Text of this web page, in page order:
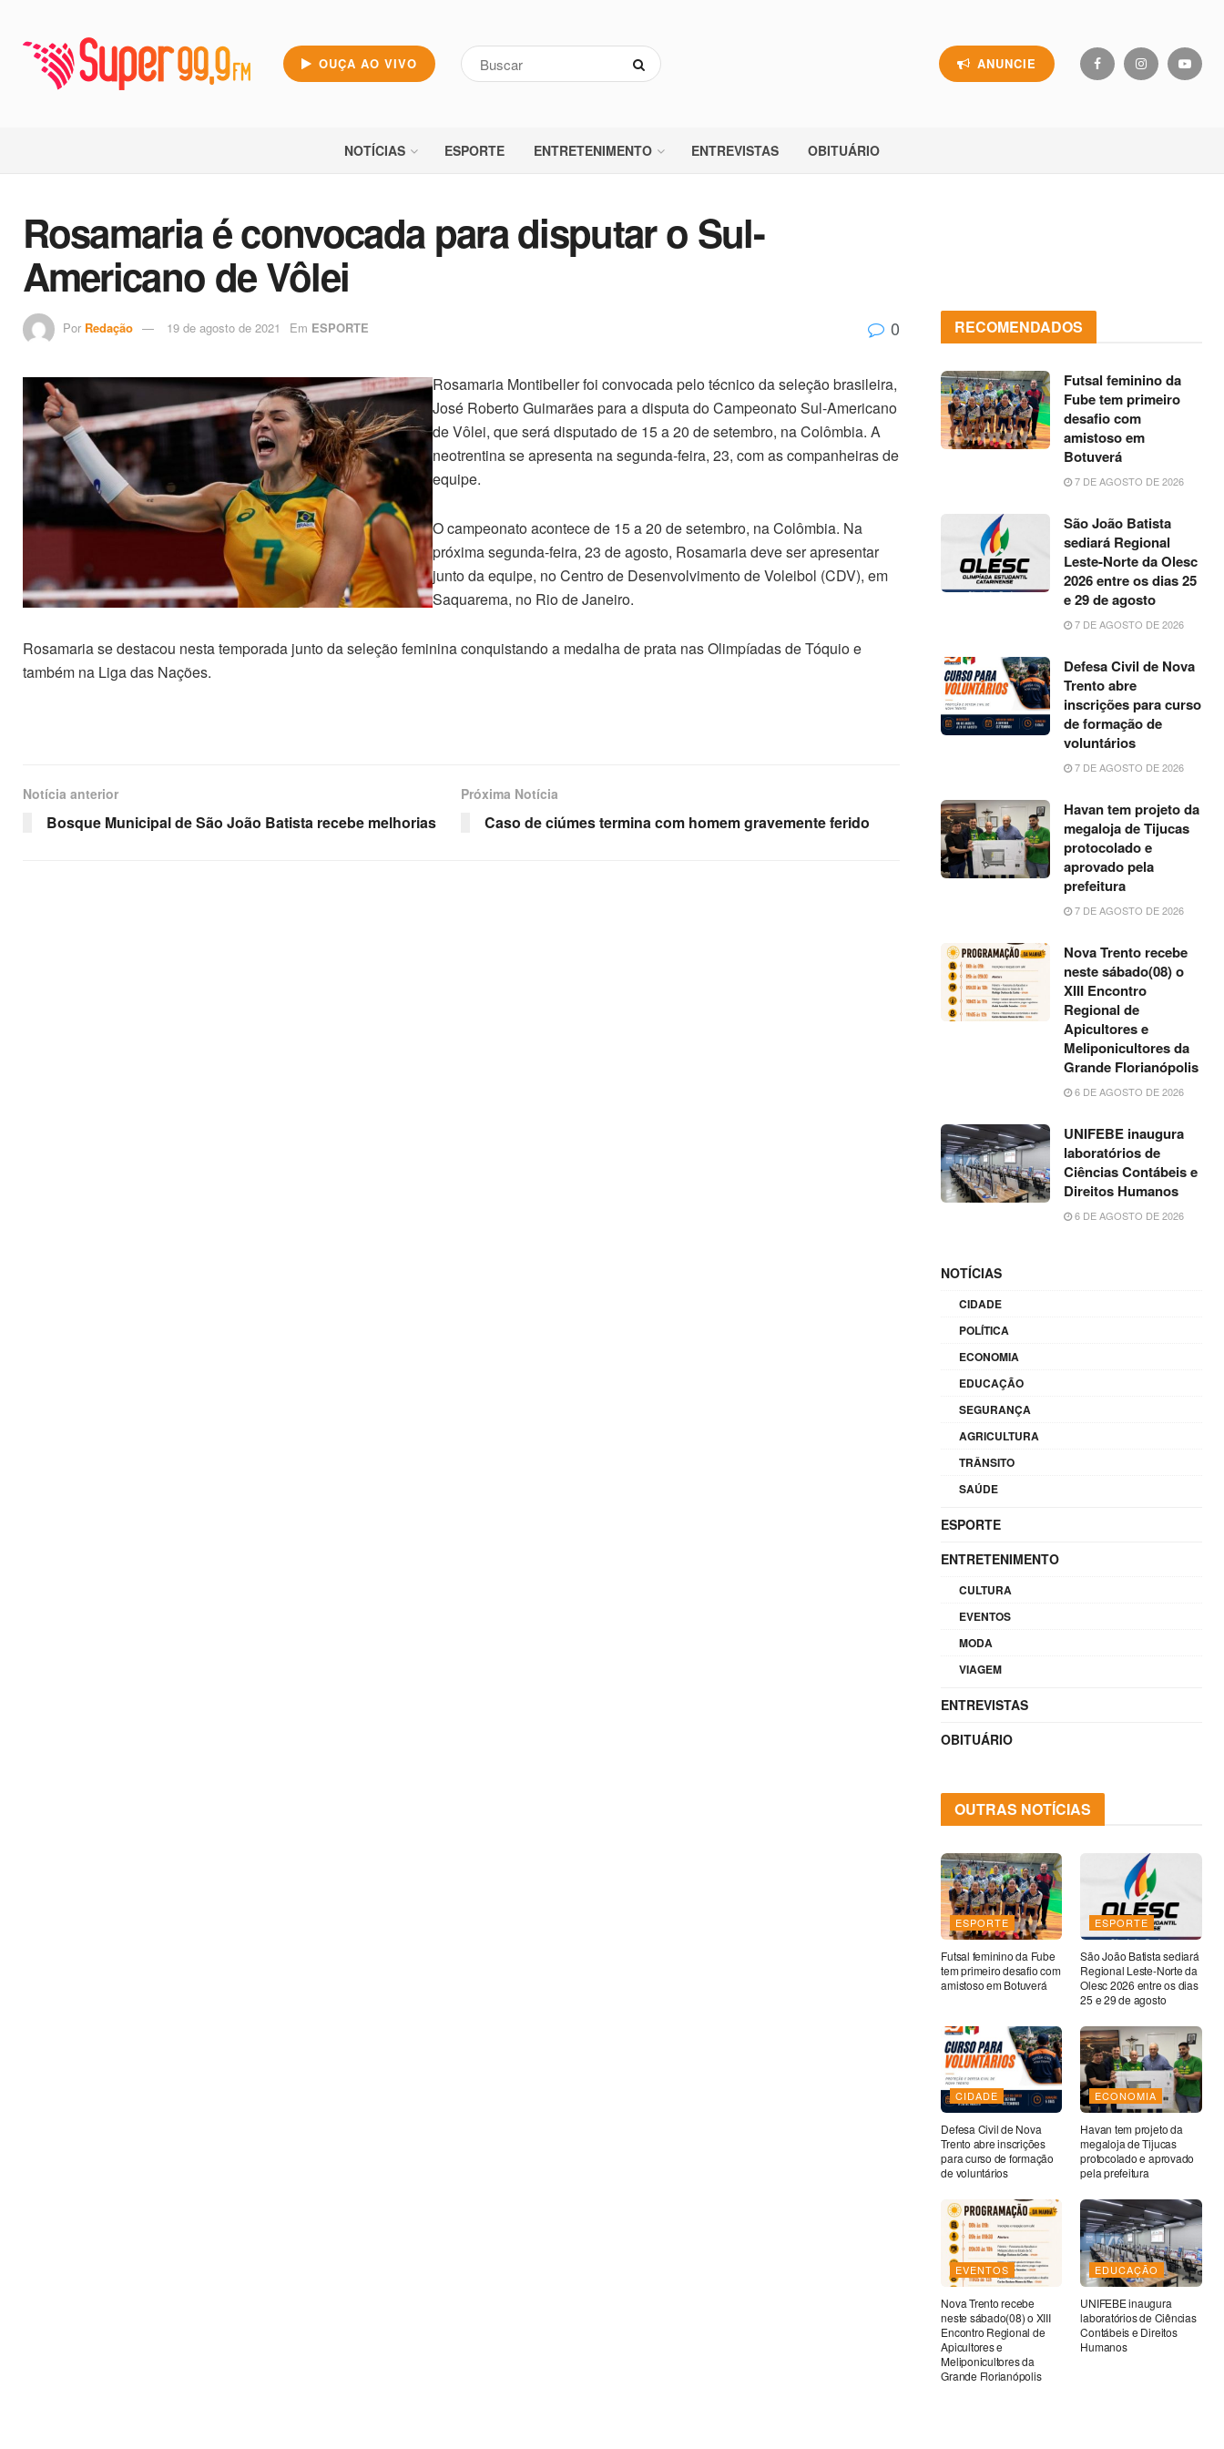
OUÇA AO VIVO ANUNCIE
NOTÍCIAS ESPORTE ENTRETENIMENTO ENTREVISTAS OBITUÁRIO
Rosamaria é convocada para disputar o Sul-
Americano de Vôlei
Por Redação 19 de agosto de 2021 Em ESPORTE 0
Rosamaria Montibeller foi convocada pelo técnico da seleção brasileira,
José Roberto Guimarães para a disputa do Campeonato Sul-Americano
de Vôlei, que será disputado de 15 a 20 de setembro, na Colômbia. A
neotrentina se apresenta na segunda-feira, 23, com as companheiras de
equipe.
O campeonato acontece de 15 a 20 de setembro, na Colômbia. Na
próxima segunda-feira, 23 de agosto, Rosamaria deve ser apresentar
junto da equipe, no Centro de Desenvolvimento de Voleibol (CDV), em
Saquarema, no Rio de Janeiro.
Rosamaria se destacou nesta temporada junto da seleção feminina conquistando a medalha de prata nas Olimpíadas de Tóquio e
também na Liga das Nações.
Notícia anterior
Bosque Municipal de São João Batista recebe melhorias
Próxima Notícia
Caso de ciúmes termina com homem gravemente ferido
RECOMENDADOS
Futsal feminino da
Fube tem primeiro
desafio com
amistoso em
Botuverá
7 DE AGOSTO DE 2026
São João Batista
sediará Regional
Leste-Norte da Olesc
2026 entre os dias 25
e 29 de agosto
7 DE AGOSTO DE 2026
Defesa Civil de Nova
Trento abre
inscrições para curso
de formação de
voluntários
7 DE AGOSTO DE 2026
Havan tem projeto da
megaloja de Tijucas
protocolado e
aprovado pela
prefeitura
7 DE AGOSTO DE 2026
Nova Trento recebe
neste sábado(08) o
XIII Encontro
Regional de
Apicultores e
Meliponicultores da
Grande Florianópolis
6 DE AGOSTO DE 2026
UNIFEBE inaugura
laboratórios de
Ciências Contábeis e
Direitos Humanos
6 DE AGOSTO DE 2026
NOTÍCIAS
CIDADE
POLÍTICA
ECONOMIA
EDUCAÇÃO
SEGURANÇA
AGRICULTURA
TRÂNSITO
SAÚDE
ESPORTE
ENTRETENIMENTO
CULTURA
EVENTOS
MODA
VIAGEM
ENTREVISTAS
OBITUÁRIO
OUTRAS NOTÍCIAS
ESPORTE
Futsal feminino da Fube
tem primeiro desafio com
amistoso em Botuverá
ESPORTE
São João Batista sediará
Regional Leste-Norte da
Olesc 2026 entre os dias
25 e 29 de agosto
CIDADE
Defesa Civil de Nova
Trento abre inscrições
para curso de formação
de voluntários
ECONOMIA
Havan tem projeto da
megaloja de Tijucas
protocolado e aprovado
pela prefeitura
EVENTOS
Nova Trento recebe
neste sábado(08) o XIII
Encontro Regional de
Apicultores e
Meliponicultores da
Grande Florianópolis
EDUCAÇÃO
UNIFEBE inaugura
laboratórios de Ciências
Contábeis e Direitos
Humanos